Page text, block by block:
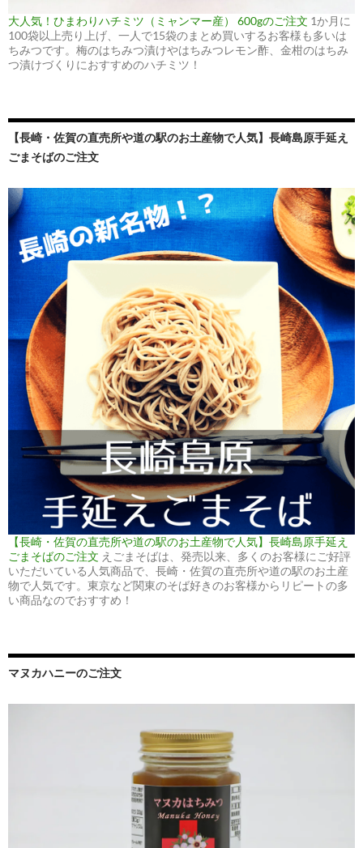
大人気！ひまわりハチミツ（ミャンマー産） 600gのご注文 1か月に
100袋以上売り上げ、一人で15袋のまとめ買いするお客様も多いは
ちみつです。梅のはちみつ漬けやはちみつレモン酢、金柑のはちみ
つ漬けづくりにおすすめのハチミツ！
【長崎・佐賀の直売所や道の駅のお土産物で人気】長崎島原手延え
ごまそばのご注文
【長崎・佐賀の直売所や道の駅のお土産物で人気】長崎島原手延え
ごまそばのご注文 えごまそばは、発売以来、多くのお客様にご好評
いただいている人気商品で、長崎・佐賀の直売所や道の駅のお土産
物で人気です。東京など関東のそば好きのお客様からリピートの多
い商品なのでおすすめ！
マヌカハニーのご注文